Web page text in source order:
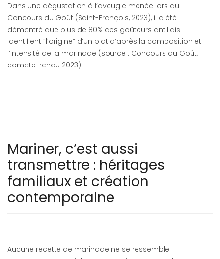
Dans une dégustation à l’aveugle menée lors du
Concours du Goût (Saint-François, 2023), il a été
démontré que plus de 80% des goûteurs antillais
identifient “l’origine” d’un plat d’après la composition et
l’intensité de la marinade (source : Concours du Goût,
compte-rendu 2023).
Mariner, c’est aussi
transmettre : héritages
familiaux et création
contemporaine
Aucune recette de marinade ne se ressemble